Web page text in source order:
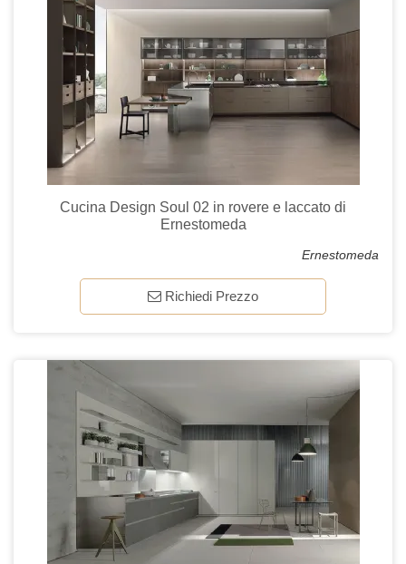
Cucina Design Soul 02 in rovere e laccato di
Ernestomeda
Ernestomeda
Richiedi Prezzo